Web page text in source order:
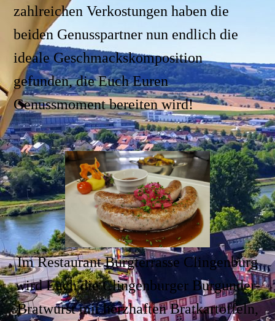
zahlreichen Verkostungen haben die
beiden Genusspartner nun endlich die
ideale Geschmackskomposition
gefunden, die Euch Euren
Genussmoment bereiten wird!
Im Restaurant Burgterrasse Clingenburg
wird Euch die Clingenburger Burgunder-
Bratwurst mit herzhaften Bratkartoffeln,